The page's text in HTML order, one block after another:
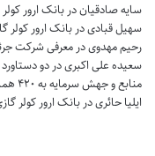
سایه صادقیاندر بانک ارور
سهیل قبادیدر بانک ارور کولر
رحیم مهدویدر معرفی شرکت
سعیده علی اکبریدر
منابع و جهش سرمایه به ۴۲۰ همت
ایلیا حائریدر بانک ارور کولر